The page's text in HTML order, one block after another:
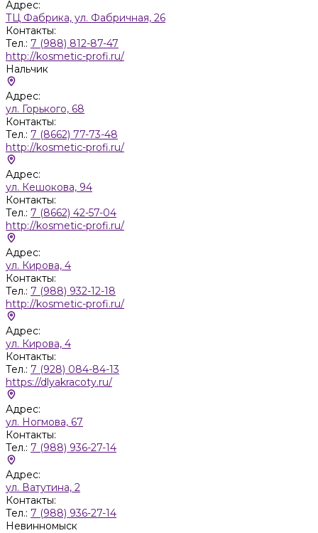
Адрес:
ТЦ Фабрика, ул. Фабричная, 26
Контакты:
Тел.: 7 (988) 812-87-47
http://kosmetic-profi.ru/
Нальчик
Адрес:
ул. Горького, 68
Контакты:
Тел.: 7 (8662) 77-73-48
http://kosmetic-profi.ru/
Адрес:
ул. Кешокова, 94
Контакты:
Тел.: 7 (8662) 42-57-04
http://kosmetic-profi.ru/
Адрес:
ул. Кирова, 4
Контакты:
Тел.: 7 (988) 932-12-18
http://kosmetic-profi.ru/
Адрес:
ул. Кирова, 4
Контакты:
Тел.: 7 (928) 084-84-13
https://dlyakracoty.ru/
Адрес:
ул. Ногмова, 67
Контакты:
Тел.: 7 (988) 936-27-14
Адрес:
ул. Ватутина, 2
Контакты:
Тел.: 7 (988) 936-27-14
Невинномыск